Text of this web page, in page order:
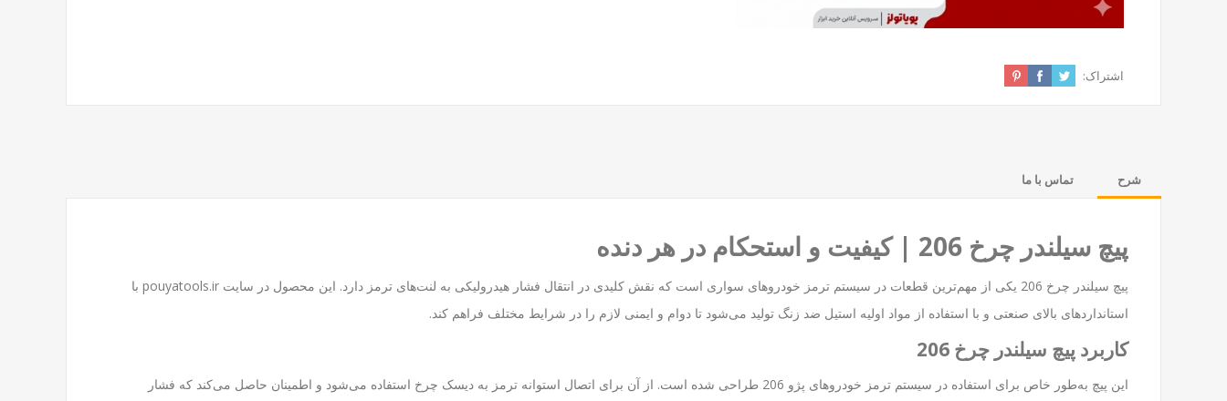
اشتراک:
شرح تماس با ما
پیچ سیلندر چرخ 206 | کیفیت و استحکام در هر دنده
پیچ سیلندر چرخ 206 یکی از مهم‌ترین قطعات در سیستم ترمز خودروهای سواری است که نقش کلیدی در انتقال فشار هیدرولیکی به لنت‌های ترمز دارد. این محصول در سایت pouyatools.ir با
استانداردهای بالای صنعتی و با استفاده از مواد اولیه استیل ضد زنگ تولید می‌شود تا دوام و ایمنی لازم را در شرایط مختلف فراهم کند.
کاربرد پیچ سیلندر چرخ 206
این پیچ به‌طور خاص برای استفاده در سیستم ترمز خودروهای پژو 206 طراحی شده است. از آن برای اتصال استوانه ترمز به دیسک چرخ استفاده می‌شود و اطمینان حاصل می‌کند که فشار